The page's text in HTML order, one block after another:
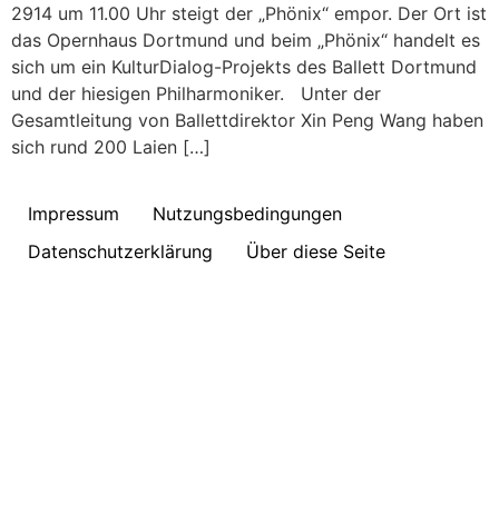
2914 um 11.00 Uhr steigt der „Phönix“ empor. Der Ort ist
das Opernhaus Dortmund und beim „Phönix“ handelt es
sich um ein KulturDialog-Projekts des Ballett Dortmund
und der hiesigen Philharmoniker. Unter der
Gesamtleitung von Ballettdirektor Xin Peng Wang haben
sich rund 200 Laien […]
Impressum
Nutzungsbedingungen
Datenschutzerklärung
Über diese Seite